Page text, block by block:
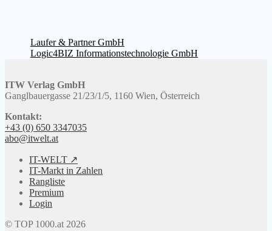
Beitragsnavigation
Vorheriger
Beitrag:
Laufer & Partner GmbH
Nächster
Logic4BIZ Informationstechnologie GmbH
ITW Verlag GmbH
Ganglbauergasse 21/23/1/5, 1160 Wien, Österreich
Kontakt:
+43 (0) 650 3347035
abo@itwelt.at
IT-WELT ↗
IT-Markt in Zahlen
Rangliste
Premium
Login
© TOP 1000.at 2026